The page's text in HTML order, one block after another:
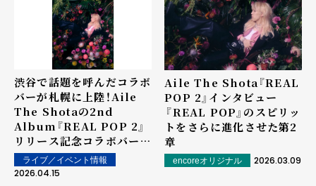
渋谷で話題を呼んだコラボ
バーが札幌に上陸！Aile
The Shotaの2nd
Album『REAL POP 2』
リリース記念コラボバー企
画がSAPPORO
STREAM HOTELで開催
ライブ／イベント情報
2026.04.15
Aile The Shota『REAL
POP 2』インタビュー
――『REAL POP』のスピリッ
トをさらに進化させた第2
章
encoreオリジナル 2026.03.09